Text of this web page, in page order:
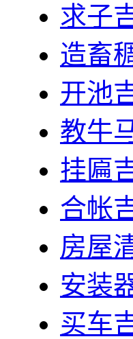
求子
造畜
开池
教牛
挂匾
合帐
房屋
安装
买车